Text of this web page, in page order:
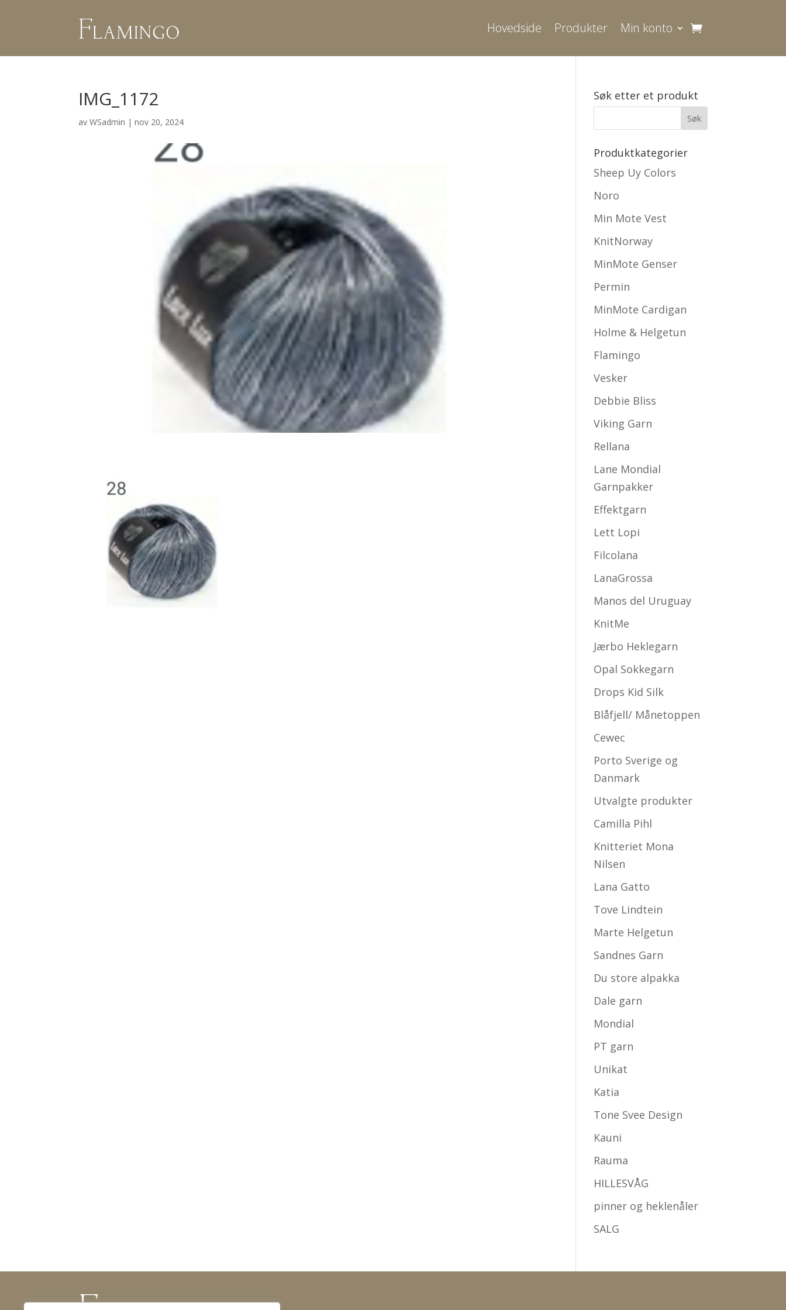
Hovedside Produkter Min konto
IMG_1172
avWSadmin |nov 20, 2024
Søk etter et produkt
Produktkategorier
Sheep Uy Colors
Noro
Min Mote Vest
KnitNorway
MinMote Genser
Permin
MinMote Cardigan
Holme & Helgetun
Flamingo
Vesker
Debbie Bliss
Viking Garn
Rellana
Lane Mondial
Garnpakker
Effektgarn
Lett Lopi
Filcolana
LanaGrossa
Manos del Uruguay
KnitMe
Jærbo Heklegarn
Opal Sokkegarn
Drops Kid Silk
Blåfjell/ Månetoppen
Cewec
Porto Sverige og
Danmark
Utvalgte produkter
Camilla Pihl
Knitteriet Mona
Nilsen
Lana Gatto
Tove Lindtein
Marte Helgetun
Sandnes Garn
Du store alpakka
Dale garn
Mondial
PT garn
Unikat
Katia
Tone Svee Design
Kauni
Rauma
HILLESVÅG
pinner og heklenåler
SALG